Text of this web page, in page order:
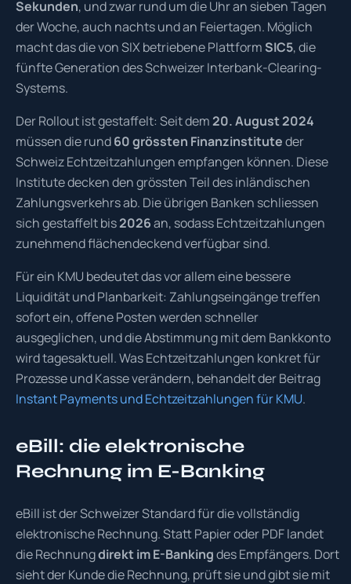
Sekunden, und zwar rund um die Uhr an sieben Tagen
der Woche, auch nachts und an Feiertagen. Möglich
macht das die von SIX betriebene Plattform SIC5, die
fünfte Generation des Schweizer Interbank-Clearing-
Systems.
Der Rollout ist gestaffelt: Seit dem20. August 2024
müssen die rund60 grössten Finanzinstituteder
Schweiz Echtzeitzahlungen empfangen können. Diese
Institute decken den grössten Teil des inländischen
Zahlungsverkehrs ab. Die übrigen Banken schliessen
sich gestaffelt bis2026an, sodass Echtzeitzahlungen
zunehmend flächendeckend verfügbar sind.
Für ein KMU bedeutet das vor allem eine bessere
Liquidität und Planbarkeit: Zahlungseingänge treffen
sofort ein, offene Posten werden schneller
ausgeglichen, und die Abstimmung mit dem Bankkonto
wird tagesaktuell. Was Echtzeitzahlungen konkret für
Prozesse und Kasse verändern, behandelt der Beitrag
Instant Payments und Echtzeitzahlungen für KMU.
eBill: die elektronische
Rechnung im E-Banking
eBill ist der Schweizer Standard für die vollständig
elektronische Rechnung. Statt Papier oder PDF landet
die Rechnungdirekt im E-Bankingdes Empfängers. Dort
sieht der Kunde die Rechnung, prüft sie und gibt sie mit